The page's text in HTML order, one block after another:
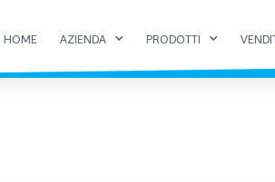
HOME AZIENDA PRODOTTI